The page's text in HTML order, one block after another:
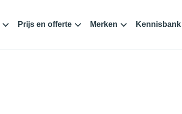
Prijs en offerte Merken Kennisbank